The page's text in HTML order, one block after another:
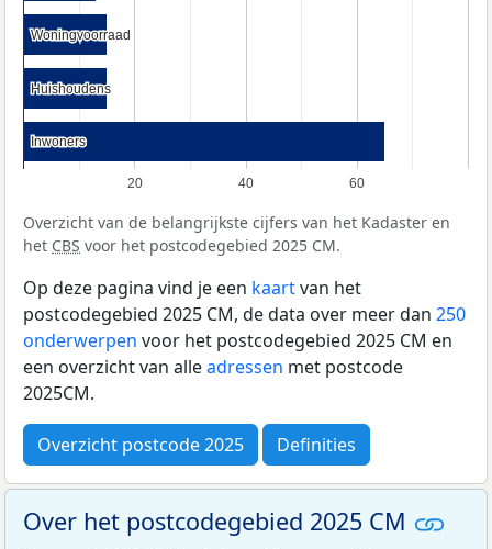
20 40 60
Woningvoorraad
Woningvoorraad
Huishoudens
Huishoudens
Inwoners
Inwoners
Overzicht van de belangrijkste cijfers van het Kadaster en
het CBS voor het postcodegebied 2025 CM.
Op deze pagina vind je een kaartvan het
postcodegebied 2025 CM, de data over meer dan 250
onderwerpen voor het postcodegebied 2025 CM en
een overzicht van alleadressen met postcode
2025CM.
Overzicht postcode 2025 Definities
Over het postcodegebied 2025 CM